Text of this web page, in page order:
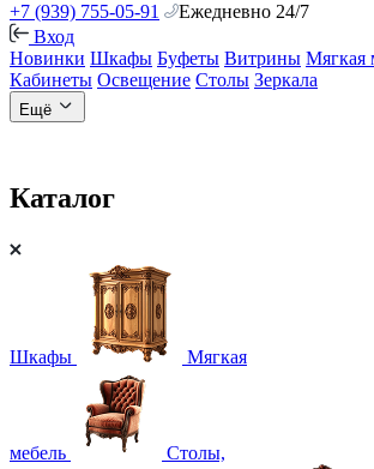
+7 (939) 755-05-91
Ежедневно 24/7
Вход
Новинки Шкафы Буфеты Витрины Мягкая
Кабинеты Освещение Столы Зеркала
Ещё
Каталог
Шкафы Мягкая
мебель Столы,